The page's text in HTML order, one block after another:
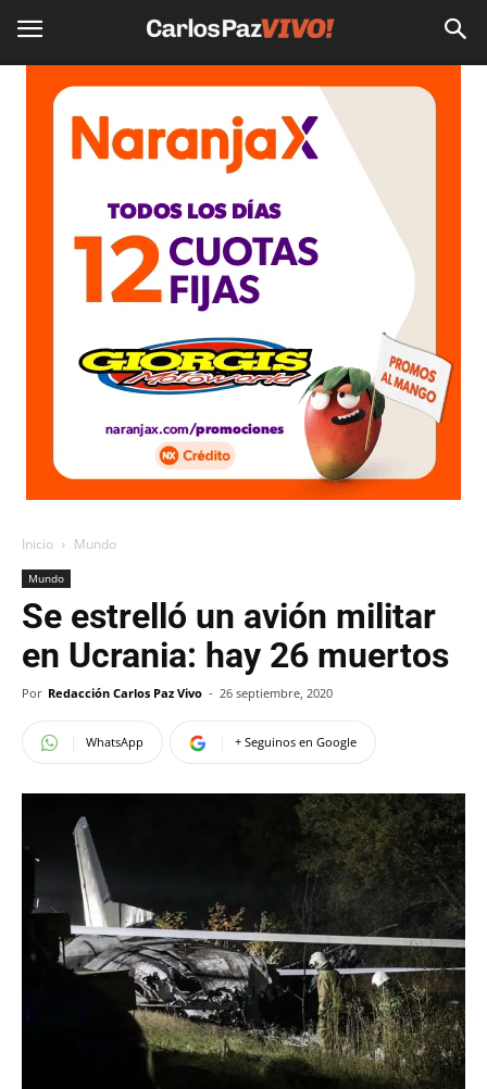
Inicio Mundo
Mundo
Se estrelló un avión militar
en Ucrania: hay 26 muertos
Por Redacción Carlos Paz Vivo - 26 septiembre, 2020
WhatsApp + Seguinos en Google